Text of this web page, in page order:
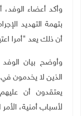
وأكد أعضاء الوفد،
بتهمة التهديد
أن ذلك يعد "أمرا
وأوضح بيان الوفد
الذين لا يخدمون
يعتقدون أن
لأسباب أمنية،